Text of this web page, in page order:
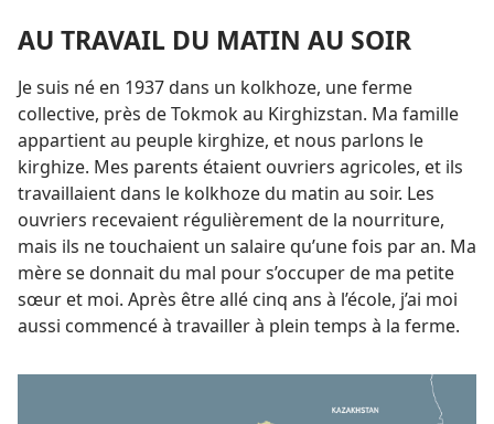
AU TRAVAIL DU MATIN AU SOIR
Je suis né en 1937 dans un kolkhoze, une ferme
collective, près de Tokmok au Kirghizstan. Ma famille
appartient au peuple kirghize, et nous parlons le
kirghize. Mes parents étaient ouvriers agricoles, et ils
travaillaient dans le kolkhoze du matin au soir. Les
ouvriers recevaient régulièrement de la nourriture,
mais ils ne touchaient un salaire qu’une fois par an. Ma
mère se donnait du mal pour s’occuper de ma petite
sœur et moi. Après être allé cinq ans à l’école, j’ai moi
aussi commencé à travailler à plein temps à la ferme.